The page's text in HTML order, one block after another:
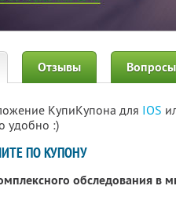
Отзывы
КупиКупона для IOS
удобно :)
ПО КУПОНУ
обследования в